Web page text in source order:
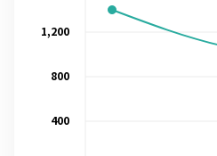
400
800
1,200